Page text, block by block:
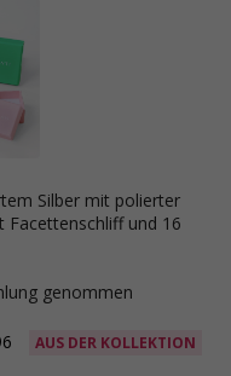
Facettenschliff und 16
genommen
AUS DER KOLLEKTION